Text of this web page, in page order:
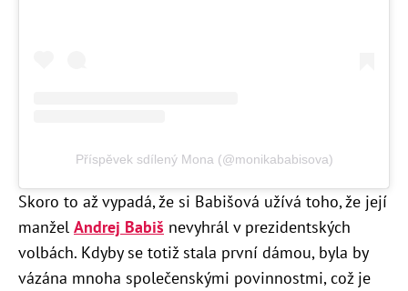
Příspěvek sdílený Mona (@monikababisova)
Skoro to až vypadá, že si Babišová užívá toho, že její
manžel Andrej Babiš nevyhrál v prezidentských
volbách. Kdyby se totiž stala první dámou, byla by
vázána mnoha společenskými povinnostmi, což je